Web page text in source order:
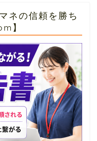
ネの信頼を勝ち
】